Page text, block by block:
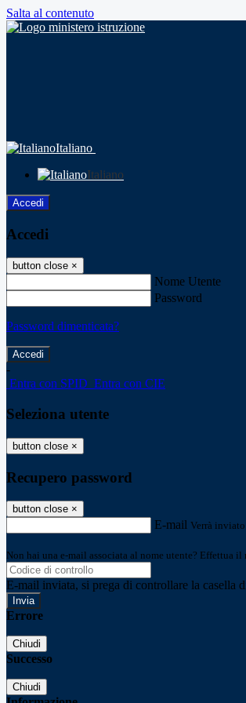
Salta al contenuto
Italiano
Italiano
Accedi
Accedi
button close ×
Nome Utente
Password
Password dimenticata?
-
Entra con SPID Entra con CIE
Seleziona utente
button close ×
Recupero password
button close ×
E-mail Verrà
Non hai una e-mail associata al nome utente? Effettua il
E-mail inviata, si prega di controllare la casella
Errore
Chiudi
Successo
Chiudi